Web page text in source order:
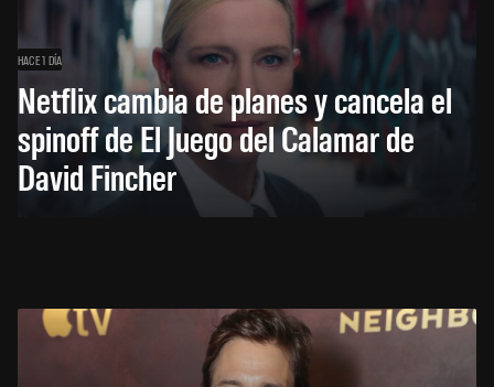
HACE 1 DÍA
Netflix cambia de planes y cancela el
spinoff de El Juego del Calamar de
David Fincher